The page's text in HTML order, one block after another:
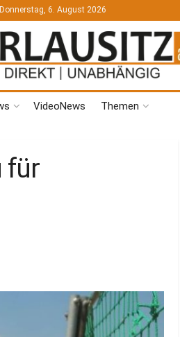
Donnerstag, 6. August 2026
VideoNews Themen
für